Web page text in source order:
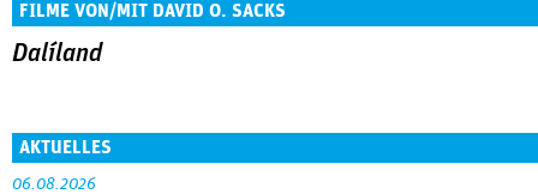
FILME VON/MIT DAVID O. SACKS
Dalíland
AKTUELLES
06.08.2026